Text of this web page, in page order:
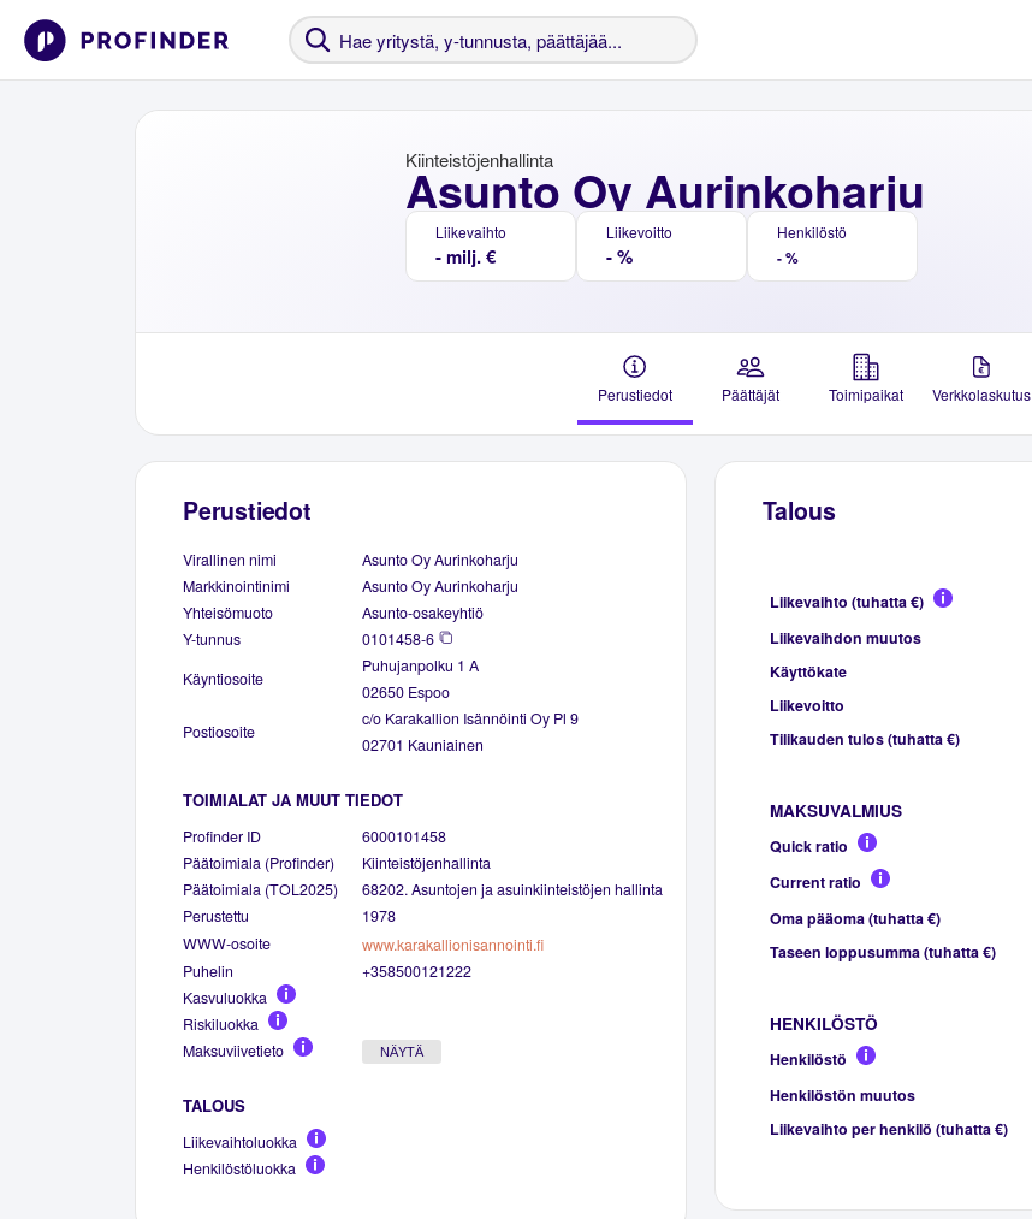
Asunto Oy Aurinkoharju
Kiinteistöjenhallinta
Liikevaihto
- milj. €
Liikevoitto
- %
Henkilöstö
- %
Perustiedot Päättäjät Toimipaikat Verkkolaskutus
Perustiedot
Virallinen nimi
Asunto Oy Aurinkoharju
Markkinointinimi
Asunto Oy Aurinkoharju
Yhteisömuoto
Asunto-osakeyhtiö
Y-tunnus
0101458-6
Käyntiosoite
Puhujanpolku 1 A
02650 Espoo
Postiosoite
c/o Karakallion Isännöinti Oy Pl 9
02701 Kauniainen
TOIMIALAT JA MUUT TIEDOT
Profinder ID
6000101458
Päätoimiala (Profinder)
Kiinteistöjenhallinta
Päätoimiala (TOL2025)
68202. Asuntojen ja asuinkiinteistöjen hallinta
Perustettu
1978
WWW-osoite
www.karakallionisannointi.fi
Puhelin
+358500121222
Kasvuluokka
Riskiluokka
Maksuviivetieto
NÄYTÄ
TALOUS
Liikevaihtoluokka
Henkilöstöluokka
Talous
Liikevaihto (tuhatta €)
Liikevaihdon muutos
Käyttökate
Liikevoitto
Tilikauden tulos (tuhatta €)
MAKSUVALMIUS
Quick ratio
Current ratio
Oma pääoma (tuhatta €)
Taseen loppusumma (tuhatta €)
HENKILÖSTÖ
Henkilöstö
Henkilöstön muutos
Liikevaihto per henkilö (tuhatta €)